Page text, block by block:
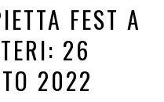
FEST A
26
2022